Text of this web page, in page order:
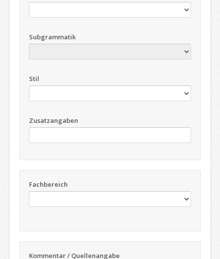
Subgrammatik
Stil
Zusatzangaben
Fachbereich
Kommentar / Quellenangabe